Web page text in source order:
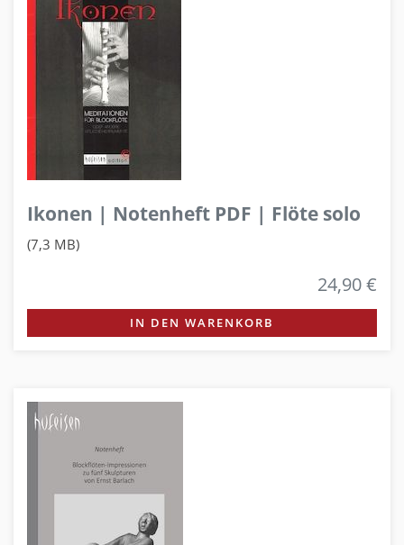
Ikonen | Notenheft PDF | Flöte solo
(7,3 MB)
24,90 €
IN DEN WARENKORB